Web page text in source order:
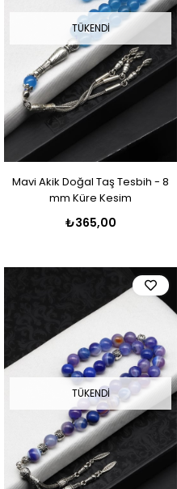
TÜKENDI
Mavi Akik Doğal Taş Tesbih - 8
mm Küre Kesim
₺365,00
TÜKENDI